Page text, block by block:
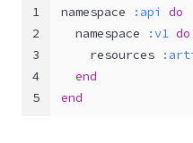
1
2
3
4
5
namespace :api
do
  namespace
:v1 do
    resources
end
end